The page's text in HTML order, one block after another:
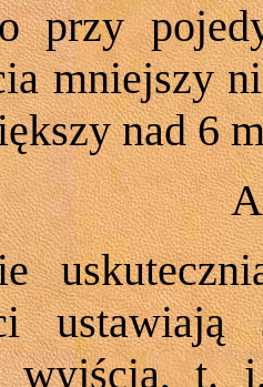
przy
mniejszy
nad 6
wyjścia, t.